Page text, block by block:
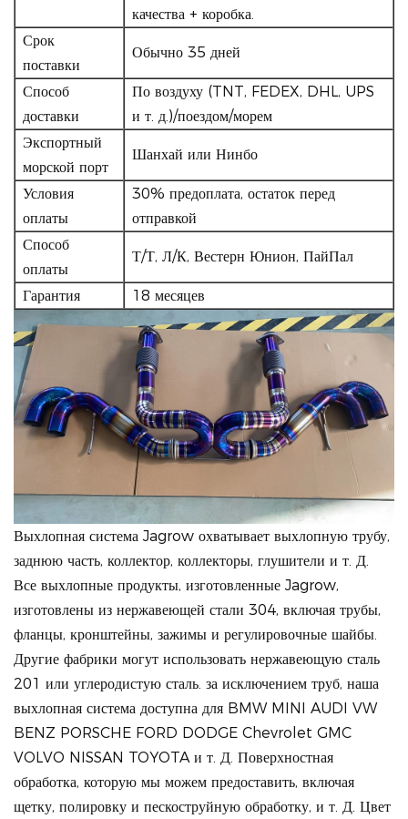
качества + коробка.
Срок
поставки
Обычно 35 дней
Способ
доставки
По воздуху (TNT, FEDEX, DHL, UPS
и т. д.)/поездом/морем
Экспортный
морской порт
Шанхай или Нинбо
Условия
оплаты
30% предоплата, остаток перед
отправкой
Способ
оплаты
Т/Т, Л/К, Вестерн Юнион, ПайПал
Гарантия 18 месяцев
Выхлопная система Jagrow охватывает выхлопную трубу,
заднюю часть, коллектор, коллекторы, глушители и т. Д.
Все выхлопные продукты, изготовленные Jagrow,
изготовлены из нержавеющей стали 304, включая трубы,
фланцы, кронштейны, зажимы и регулировочные шайбы.
Другие фабрики могут использовать нержавеющую сталь
201 или углеродистую сталь. за исключением труб, наша
выхлопная система доступна для BMW MINI AUDI VW
BENZ PORSCHE FORD DODGE Chevrolet GMC
VOLVO NISSAN TOYOTA и т. Д. Поверхностная
обработка, которую мы можем предоставить, включая
щетку, полировку и пескоструйную обработку, и т. Д. Цвет